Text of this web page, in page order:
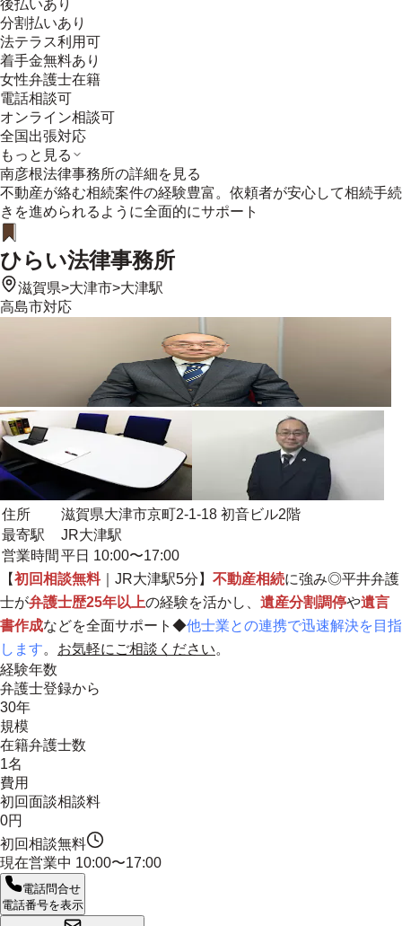
後払いあり
分割払いあり
法テラス利用可
着手金無料あり
女性弁護士在籍
電話相談可
オンライン相談可
全国出張対応
もっと見る
南彦根法律事務所の詳細を見る
不動産が絡む相続案件の経験豊富。依頼者が安心して相続手続
きを進められるように全面的にサポート
ひらい法律事務所
滋賀県>大津市>大津駅
高島市対応
住所
滋賀県大津市京町2-1-18 初音ビル2階
最寄駅
JR大津駅
営業時間 平日 10:00〜17:00
【初回相談無料｜JR大津駅5分】 不動産相続に強み◎平井弁護
士が弁護士歴25年以上の経験を活かし、 遺産分割調停や遺言
書作成などを全面サポート◆他士業との連携で迅速解決を目指
します。 お気軽にご相談ください。
経験年数
弁護士登録から
30年
規模
在籍弁護士数
1名
費用
初回面談相談料
0円
初回相談無料
現在営業中 10:00〜17:00
電話問合せ
電話番号を表示